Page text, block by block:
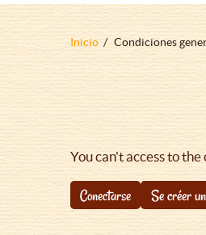
Sobrescribir
ayuda
la
navegación
Inicio Condiciones
You can't access to
Conectarse Se créer